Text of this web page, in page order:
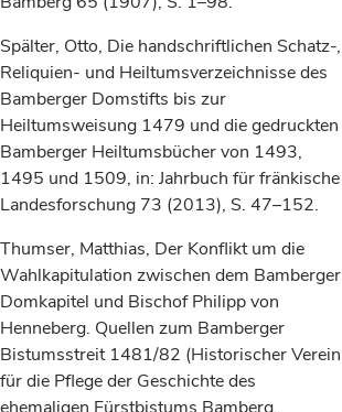
Spälter, Otto, Die handschriftlichen Schatz-,
Reliquien- und Heiltumsverzeichnisse des
Bamberger Domstifts bis zur
Heiltumsweisung 1479 und die gedruckten
Bamberger Heiltumsbücher von 1493,
1495 und 1509, in: Jahrbuch für fränkische
Landesforschung 73 (2013), S. 47–152.
Thumser, Matthias, Der Konflikt um die
Wahlkapitulation zwischen dem Bamberger
Domkapitel und Bischof Philipp von
Henneberg. Quellen zum Bamberger
Bistumsstreit 1481/82 (Historischer Verein
für die Pflege der Geschichte des